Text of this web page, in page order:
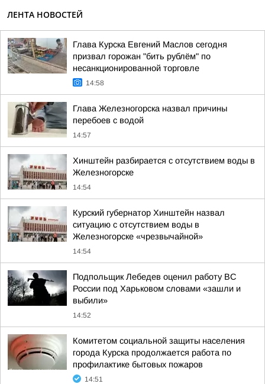
ЛЕНТА НОВОСТЕЙ
Глава Курска Евгений Маслов сегодня
призвал горожан "бить рублём" по
несанкционированной торговле
14:58
Глава Железногорска назвал причины
перебоев с водой
14:57
Хинштейн разбирается с отсутствием воды в
Железногорске
14:54
Курский губернатор Хинштейн назвал
ситуацию с отсутствием воды в
Железногорске «чрезвычайной»
14:54
Подпольщик Лебедев оценил работу ВС
России под Харьковом словами «зашли и
выбили»
14:52
Комитетом социальной защиты населения
города Курска продолжается работа по
профилактике бытовых пожаров
14:51